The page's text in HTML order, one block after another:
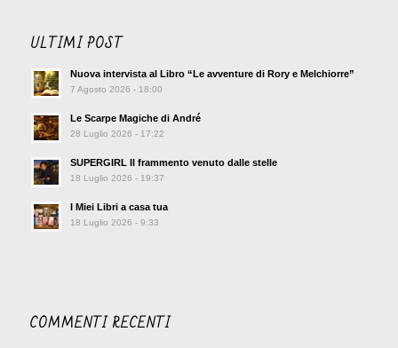
ULTIMI POST
Nuova intervista al Libro “Le avventure di Rory e Melchiorre”
7 Agosto 2026 - 18:00
Le Scarpe Magiche di André
28 Luglio 2026 - 17:22
SUPERGIRL Il frammento venuto dalle stelle
18 Luglio 2026 - 19:37
I Miei Libri a casa tua
18 Luglio 2026 - 9:33
COMMENTI RECENTI